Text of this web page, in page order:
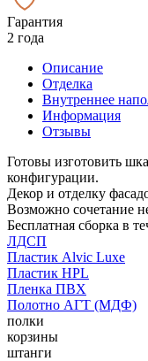
Гарантия
2 года
Описание
Отделка
Внутреннее
Информация
Отзывы
Готовы изготовить
конфигурации.
Декор и отделку
Возможно сочетание
Бесплатная сборка в
ЛДСП
Пластик Alvic Luxe
Пластик HPL
Пленка ПВХ
Полотно АГТ (МДФ)
полки
корзины
штанги